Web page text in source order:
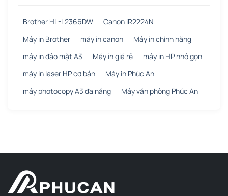
Brother HL-L2366DW
Canon iR2224N
Máy in Brother
máy in canon
Máy in chính hãng
máy in đảo mặt A3
Máy in giá rẻ
máy in HP nhỏ gọn
máy in laser HP cơ bản
Máy in Phúc An
máy photocopy A3 đa năng
Máy văn phòng Phúc An